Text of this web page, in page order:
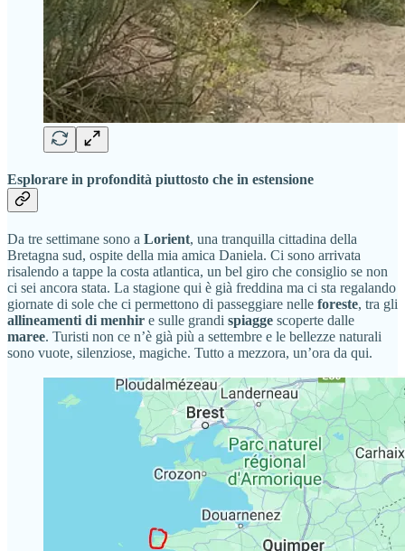
Esplorare in profondità piuttosto che in estensione
Da tre settimane sono a Lorient, una tranquilla cittadina della
Bretagna sud, ospite della mia amica Daniela. Ci sono arrivata
risalendo a tappe la costa atlantica, un bel giro che consiglio se non
ci sei ancora stata. La stagione qui è già freddina ma ci sta regalando
giornate di sole che ci permettono di passeggiare nelle foreste, tra gli
allineamenti di menhir e sulle grandi spiagge scoperte dalle
maree. Turisti non ce n’è già più a settembre e le bellezze naturali
sono vuote, silenziose, magiche. Tutto a mezzora, un’ora da qui.